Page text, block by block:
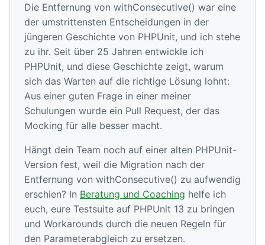
Die Entfernung von withConsecutive() war eine
der umstrittensten Entscheidungen in der
jüngeren Geschichte von PHPUnit, und ich stehe
zu ihr. Seit über 25 Jahren entwickle ich
PHPUnit, und diese Geschichte zeigt, warum
sich das Warten auf die richtige Lösung lohnt:
Aus einer guten Frage in einer meiner
Schulungen wurde ein Pull Request, der das
Mocking für alle besser macht.
Hängt dein Team noch auf einer alten PHPUnit-
Version fest, weil die Migration nach der
Entfernung von withConsecutive() zu aufwendig
erschien? In Beratung und Coaching helfe ich
euch, eure Testsuite auf PHPUnit 13 zu bringen
und Workarounds durch die neuen Regeln für
den Parameterabgleich zu ersetzen.